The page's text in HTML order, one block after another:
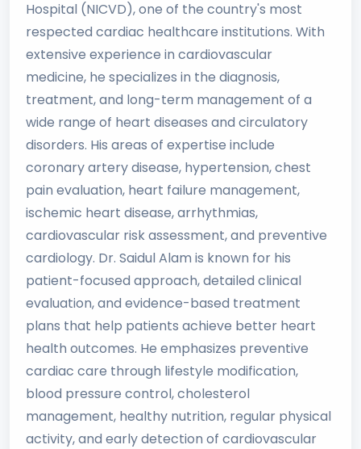
Hospital (NICVD), one of the country's most
respected cardiac healthcare institutions. With
extensive experience in cardiovascular
medicine, he specializes in the diagnosis,
treatment, and long-term management of a
wide range of heart diseases and circulatory
disorders. His areas of expertise include
coronary artery disease, hypertension, chest
pain evaluation, heart failure management,
ischemic heart disease, arrhythmias,
cardiovascular risk assessment, and preventive
cardiology. Dr. Saidul Alam is known for his
patient-focused approach, detailed clinical
evaluation, and evidence-based treatment
plans that help patients achieve better heart
health outcomes. He emphasizes preventive
cardiac care through lifestyle modification,
blood pressure control, cholesterol
management, healthy nutrition, regular physical
activity, and early detection of cardiovascular